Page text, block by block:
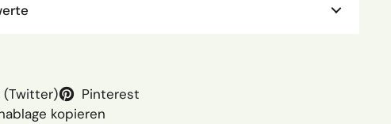
(Twitter)
Pinterest
kopieren